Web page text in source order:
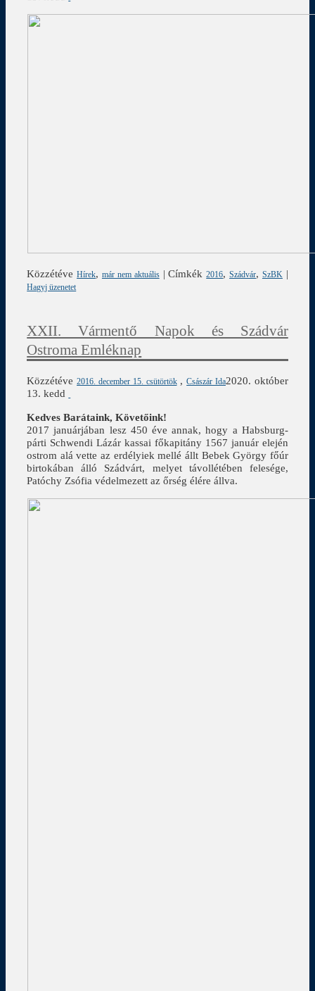
Közzétéve Hírek, már nem aktuális|Címkék 2016,Szádvár, SzBK |
Hagyj üzenetet
XXII. Vármentő Napok és Szádvár
Ostroma Emléknap
Közzétéve2016. december 15. csütörtök ,Császár Ida2020. október
13. kedd
Kedves Barátaink, Követőink!
2017 januárjában lesz 450 éve annak, hogy a Habsburg-
párti Schwendi Lázár kassai főkapitány 1567 január elején
ostrom alá vette az erdélyiek mellé állt Bebek György főúr
birtokában álló Szádvárt, melyet távollétében felesége,
Patóchy Zsófia védelmezett az őrség élére állva.